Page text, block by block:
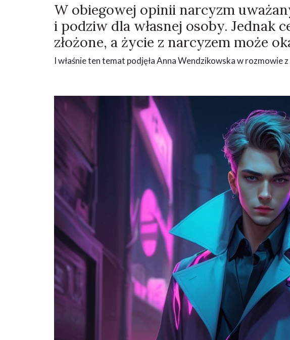
W obiegowej opinii narcyzm
i podziw dla własnej osoby. Jednak
złożone, a życie z narcyzem może
I właśnie ten temat podjęła Anna Wendzikowska w rozmowie